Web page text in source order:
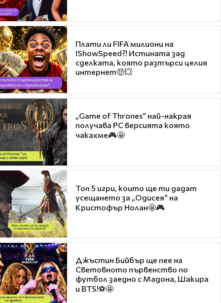
Плати ли FIFA милиони на
IShowSpeed?! Истината зад
сделката, която разтърси целия
интернет🤑💥
„Game of Thrones“ най-накрая
получава PC версията която
чакахме🎮🤩
Топ 5 игри, които ще ти дадат
усещането за „Одисея“ на
Кристофър Нолан🤩🎮
Джъстин Бийбър ще пее на
Световното първенство по
футбол заедно с Мадона, Шакира
и BTS!⚽🤩